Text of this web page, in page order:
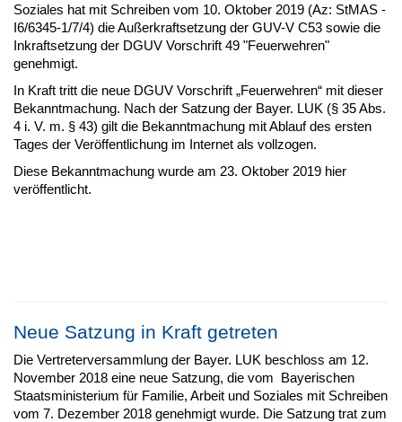
Soziales hat mit Schreiben vom 10. Oktober 2019 (Az: StMAS -
I6/6345-1/7/4) die Außerkraftsetzung der GUV-V C53 sowie die
Inkraftsetzung der DGUV Vorschrift 49 "Feuerwehren"
genehmigt.
In Kraft tritt die neue DGUV Vorschrift „Feuerwehren“ mit dieser
Bekanntmachung. Nach der Satzung der Bayer. LUK (§ 35 Abs.
4 i. V. m. § 43) gilt die Bekanntmachung mit Ablauf des ersten
Tages der Veröffentlichung im Internet als vollzogen.
Diese Bekanntmachung wurde am 23. Oktober 2019 hier
veröffentlicht.
Neue Satzung in Kraft getreten
Die Vertreterversammlung der Bayer. LUK beschloss am 12.
November 2018 eine neue Satzung, die vom Bayerischen
Staatsministerium für Familie, Arbeit und Soziales mit Schreiben
vom 7. Dezember 2018 genehmigt wurde. Die Satzung trat zum